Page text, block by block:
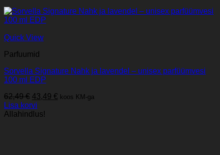
Quick View
Parfuumid
Sorvella Signature Nahk ja lavendel – unisex parfüümvesi
100 ml EDP
62,49€ Algne
hind
oli:
43,49 € Praegune
koos KM-ga
Lisa korvi
Allahindlus!